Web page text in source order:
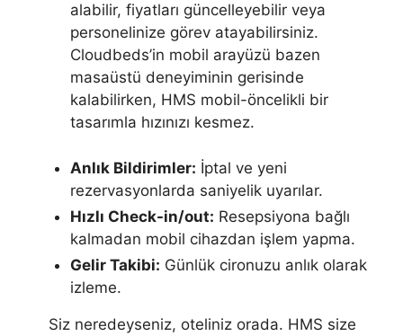
alabilir, fiyatları güncelleyebilir veya
personelinize görev atayabilirsiniz.
Cloudbeds’in mobil arayüzü bazen
masaüstü deneyiminin gerisinde
kalabilirken, HMS mobil-öncelikli bir
tasarımla hızınızı kesmez.
Anlık Bildirimler: İptal ve yeni
rezervasyonlarda saniyelik uyarılar.
Hızlı Check-in/out: Resepsiyona bağlı
kalmadan mobil cihazdan işlem yapma.
Gelir Takibi: Günlük cironuzu anlık olarak
izleme.
Siz neredeyseniz, oteliniz orada. HMS size